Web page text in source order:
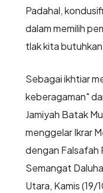
Padahal,
dalam memilih
tlak kita
Sebagai ikhtiar
keberagaman"
Jamiyah Batak
menggelar Ikrar
dengan Falsafah
Semangat
Utara, Kamis (19/